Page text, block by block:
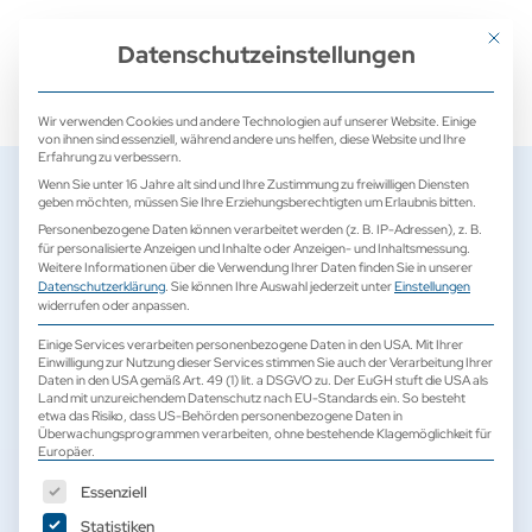
Vorführsysteme und gebrauchte
Mit
Datenschutzeinstellungen
Wir verwenden Cookies und andere Technologien auf unserer Website. Einige
von ihnen sind essenziell, während andere uns helfen, diese Website und Ihre
Erfahrung zu verbessern.
Wenn Sie unter 16 Jahre alt sind und Ihre Zustimmung zu freiwilligen Diensten
geben möchten, müssen Sie Ihre Erziehungsberechtigten um Erlaubnis bitten.
Personenbezogene Daten können verarbeitet werden (z. B. IP-Adressen), z. B.
für personalisierte Anzeigen und Inhalte oder Anzeigen- und Inhaltsmessung.
Weitere Informationen über die Verwendung Ihrer Daten finden Sie in unserer
Datenschutzerklärung. Sie können Ihre Auswahl jederzeit unterEinstellungen
widerrufen oder anpassen.
Einige Services verarbeiten personenbezogene Daten in den USA. Mit Ihrer
Einwilligung zur Nutzung dieser Services stimmen Sie auch der Verarbeitung Ihrer
Daten in den USA gemäß Art. 49 (1) lit. a DSGVO zu. Der EuGH stuft die USA als
Land mit unzureichendem Datenschutz nach EU-Standards ein. So besteht
etwa das Risiko, dass US-Behörden personenbezogene Daten in
Überwachungsprogrammen verarbeiten, ohne bestehende Klagemöglichkeit für
Europäer.
Es folgt eine Liste der Service-Gruppen, für die eine
Essenziell
Statistiken